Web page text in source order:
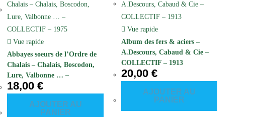
Vue rapide
Abbayes soeurs de l’Ordre de
Chalais – Chalais, Boscodon,
Lure, Valbonne … –
COLLECTIF – 1975
18,00€
AJOUTER AU
PANIER
Vue rapide
Album des fers & aciers –
A.Descours, Cabaud & Cie –
COLLECTIF – 1913
20,00 €
AJOUTER AU
PANIER